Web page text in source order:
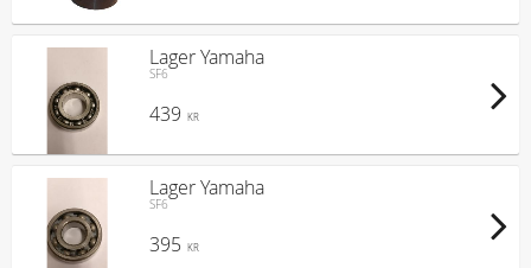
Lager Yamaha
SF6
439 KR
Lager Yamaha
SF6
395 KR